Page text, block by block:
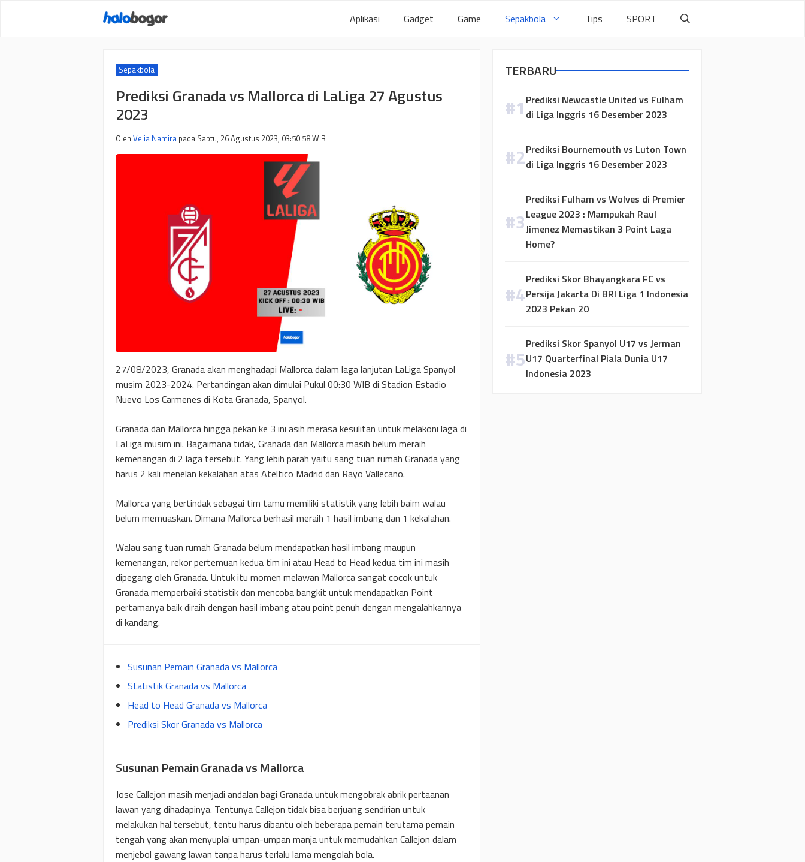
Aplikasi Gadget Game Sepakbola Tips SPORT
Sepakbola
Prediksi Granada vs Mallorca di LaLiga 27 Agustus
2023
Oleh Velia Namira pada Sabtu, 26 Agustus 2023, 03:50:58WIB
27/08/2023, Granada akan menghadapi Mallorca dalam laga lanjutan LaLiga Spanyol
musim 2023-2024. Pertandingan akan dimulai Pukul 00:30 WIB di Stadion Estadio
Nuevo Los Carmenes di Kota Granada, Spanyol.
Granada dan Mallorca hingga pekan ke 3 ini asih merasa kesulitan untuk melakoni laga di
LaLiga musim ini. Bagaimana tidak, Granada dan Mallorca masih belum meraih
kemenangan di 2 laga tersebut. Yang lebih parah yaitu sang tuan rumah Granada yang
harus 2 kali menelan kekalahan atas Ateltico Madrid dan Rayo Vallecano.
Mallorca yang bertindak sebagai tim tamu memiliki statistik yang lebih baim walau
belum memuaskan. Dimana Mallorca berhasil meraih 1 hasil imbang dan 1 kekalahan.
Walau sang tuan rumah Granada belum mendapatkan hasil imbang maupun
kemenangan, rekor pertemuan kedua tim ini atau Head to Head kedua tim ini masih
dipegang oleh Granada. Untuk itu momen melawan Mallorca sangat cocok untuk
Granada memperbaiki statistik dan mencoba bangkit untuk mendapatkan Point
pertamanya baik diraih dengan hasil imbang atau point penuh dengan mengalahkannya
di kandang.
Susunan Pemain Granada vs Mallorca
Statistik Granada vs Mallorca
Head to Head Granada vs Mallorca
Prediksi Skor Granada vs Mallorca
Susunan Pemain Granada vs Mallorca
Jose Callejon masih menjadi andalan bagi Granada untuk mengobrak abrik pertaanan
lawan yang dihadapinya. Tentunya Callejon tidak bisa berjuang sendirian untuk
melakukan hal tersebut, tentu harus dibantu oleh beberapa pemain terutama pemain
tengah yang akan menyuplai umpan-umpan manja untuk memudahkan Callejon dalam
menjebol gawang lawan tanpa harus terlalu lama mengolah bola.
TERBARU
Prediksi Newcastle United vs Fulham
di Liga Inggris 16 Desember 2023
Prediksi Bournemouth vs Luton Town
di Liga Inggris 16 Desember 2023
Prediksi Fulham vs Wolves di Premier
League 2023 : Mampukah Raul
Jimenez Memastikan 3 Point Laga
Home?
Prediksi Skor Bhayangkara FC vs
Persija Jakarta Di BRI Liga 1 Indonesia
2023 Pekan 20
Prediksi Skor Spanyol U17 vs Jerman
U17 Quarterfinal Piala Dunia U17
Indonesia 2023